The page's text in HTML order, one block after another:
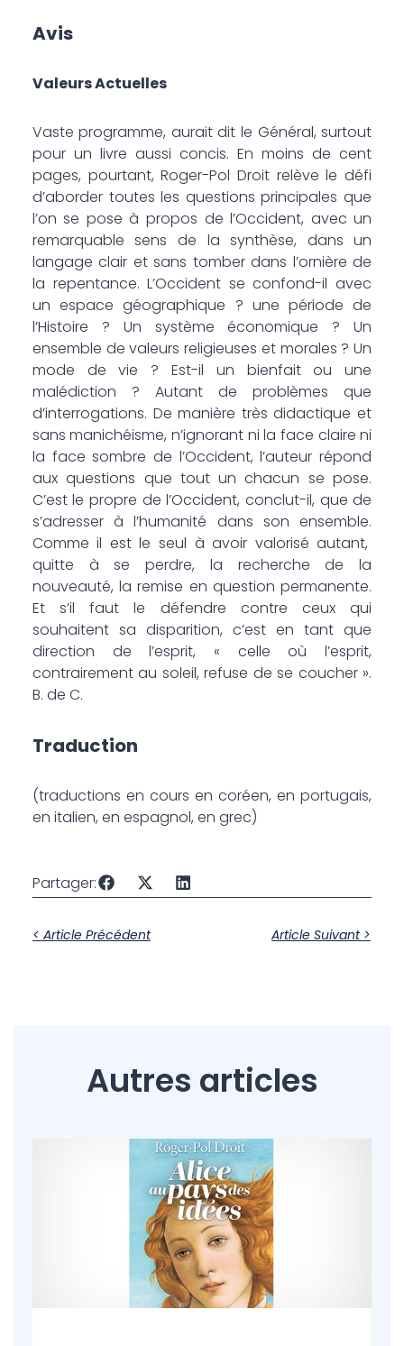
Avis
Valeurs Actuelles
Vaste programme, aurait dit le Général, surtout
pour un livre aussi concis. En moins de cent
pages, pourtant, Roger-Pol Droit relève le défi
d’aborder toutes les questions principales que
l’on se pose à propos de l’Occident, avec un
remarquable sens de la synthèse, dans un
langage clair et sans tomber dans l’ornière de
la repentance. L’Occident se confond-il avec
un espace géographique ? une période de
l’Histoire ? Un système économique ? Un
ensemble de valeurs religieuses et morales ? Un
mode de vie ? Est-il un bienfait ou une
malédiction ? Autant de problèmes que
d’interrogations. De manière très didactique et
sans manichéisme, n’ignorant ni la face claire ni
la face som­bre de l’Occident, l’auteur répond
aux questions que tout un chacun se pose.
C’est le propre de l’Occident, conclut-il, que de
s’adresser à l’humanité dans son ensemble.
Comme il est le seul à avoir valorisé autant,
quitte à se perdre, la recherche de la
nouveauté, la remise en question permanente.
Et s’il faut le défendre contre ceux qui
souhaitent sa disparition, c’est en tant que
direction de l’esprit, « celle où l’esprit,
contrairement au soleil, refuse de se coucher ».
B. de C.
Traduction
(traductions en cours en coréen, en portugais,
en italien, en espagnol, en grec)
Partager:
< Article Précédent Article Suivant >
Autres articles